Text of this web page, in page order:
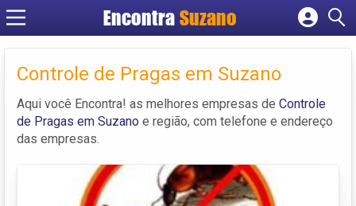
EncontraSuzano
Cadastrar empresa
Criar conta
Controle de Pragas em Suzano
Aqui você Encontra! as melhores empresas de Controle
de Pragas em Suzano e região, com telefone e endereço
das empresas.